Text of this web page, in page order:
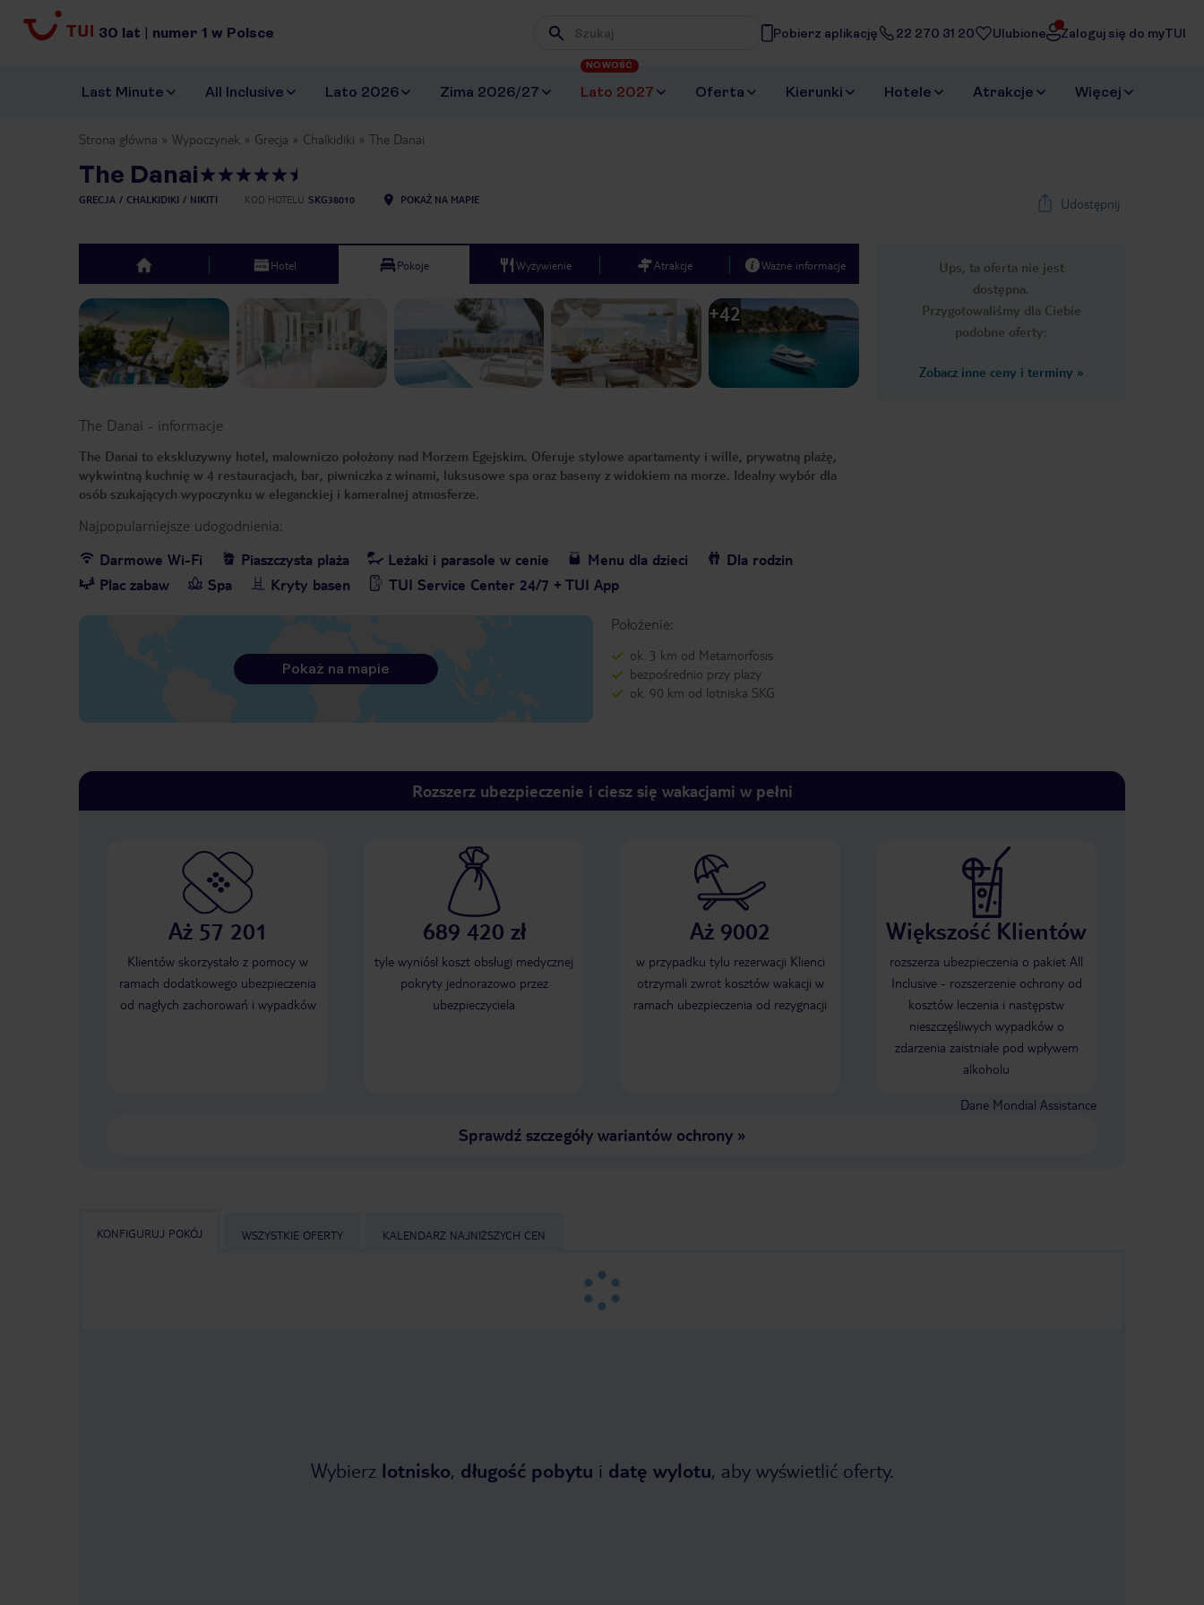
30 lat | numer 1 w Polsce Wpisz frazę, której szukasz
Pobierz aplikację 22 270 31 20 Ulubione Zaloguj się do myTUI
Last Minute All Inclusive Lato 2026 Zima 2026/27 Lato 2027
NOWOŚĆ
Oferta Kierunki Hotele Atrakcje Więcej
Strona główna Wypoczynek Grecja Chalkidiki The Danai
The Danai
GRECJA CHALKIDIKI NIKITI KOD HOTELU SKG38010 POKAŻ NA MAPIE Udostępnij
Ups, ta oferta nie jest
dostępna.
Przygotowaliśmy dla Ciebie
podobne oferty:
Zobacz inne ceny i terminy »
top Hotel Pokoje Wyżywienie Atrakcje Ważne informacje
Next slide
1 /48
+42
The Danai - informacje
The Danai to ekskluzywny hotel, malowniczo położony nad Morzem Egejskim. Oferuje stylowe apartamenty i wille, prywatną plażę,
wykwintną kuchnię w 4 restauracjach, bar, piwniczka z winami, luksusowe spa oraz baseny z widokiem na morze. Idealny wybór dla
osób szukających wypoczynku w eleganckiej i kameralnej atmosferze.
Najpopularniejsze udogodnienia:
Darmowe Wi-Fi
Piaszczysta plaża Leżaki i parasole w cenie Menu dla dzieci
Dla rodzin
Plac zabaw
Spa Kryty basen TUI Service Center 24/7 + TUI App
Położenie:
ok. 3 km od Metamorfosis
bezpośrednio przy plaży
ok. 90 km od lotniska SKG
Pokaż na mapie
Rozszerz ubezpieczenie i ciesz się wakacjami w pełni
Aż 57 201
Klientów skorzystało z pomocy w
ramach dodatkowego ubezpieczenia
od nagłych zachorowań i wypadków
689 420 zł
tyle wyniósł koszt obsługi medycznej
pokryty jednorazowo przez
ubezpieczyciela
Aż 9002
w przypadku tylu rezerwacji Klienci
otrzymali zwrot kosztów wakacji w
ramach ubezpieczenia od rezygnacji
Większość Klientów
rozszerza ubezpieczenia o pakiet All
Inclusive - rozszerzenie ochrony od
kosztów leczenia i następstw
nieszczęśliwych wypadków o
zdarzenia zaistniałe pod wpływem
alkoholu
Dane Mondial Assistance
Sprawdź szczegóły wariantów ochrony»
KONFIGURUJ POKÓJ WSZYSTKIE OFERTY KALENDARZ NAJNIŻSZYCH CEN
Wybierz lotnisko, długość pobytu i datę wylotu, aby wyświetlić oferty.